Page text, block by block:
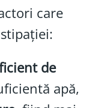
care
de
apă,